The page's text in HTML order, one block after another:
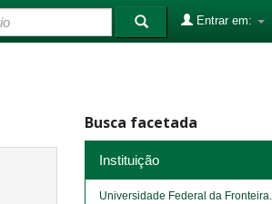
Entrar em:
Busca facetada
Instituição
Universidade Federal da Fronteira...